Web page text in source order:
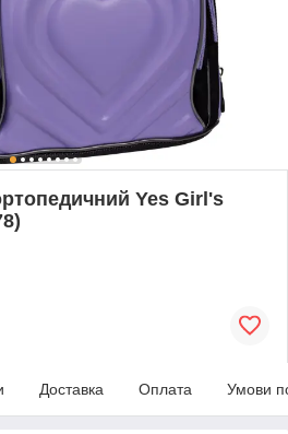
Yes Girl's
Доставка Оплата Умови